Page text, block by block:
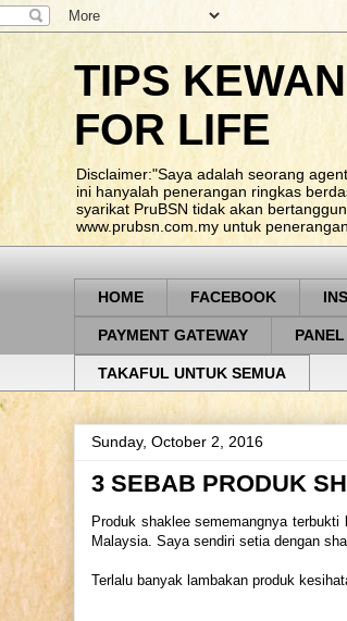
TIPS
FOR LIFE
Disclaimer:"Saya adalah seorang
ini hanyalah penerangan ringkas
syarikat PruBSN tidak akan
www.prubsn.com.my untuk
HOME FACEBOOK
PAYMENT GATEWAY
TAKAFUL UNTUK SEMUA
Sunday, October 2, 2016
3 SEBAB PRODUK
Produk shaklee sememangnya
Malaysia. Saya sendiri setia dengan
Terlalu banyak lambakan produk